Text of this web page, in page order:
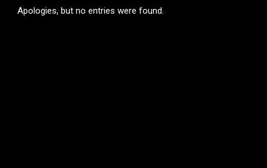
Apologies, but no entries were found.